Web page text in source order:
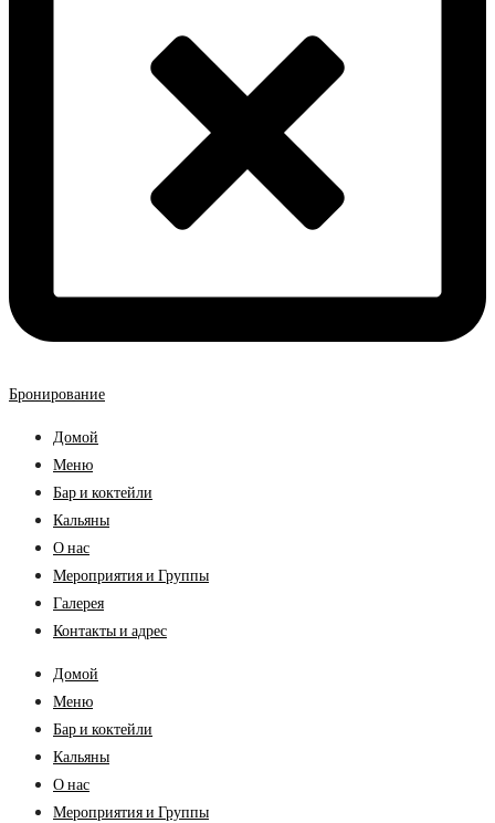
Бронирование
Домой
Меню
Бар и коктейли
Кальяны
О нас
Мероприятия и Группы
Галерея
Контакты и адрес
Домой
Меню
Бар и коктейли
Кальяны
О нас
Мероприятия и Группы